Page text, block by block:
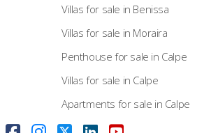
Villas for sale in Benissa
Villas for sale in Moraira
Penthouse for sale in Calpe
Villas for sale in Calpe
Apartments for sale in Calpe